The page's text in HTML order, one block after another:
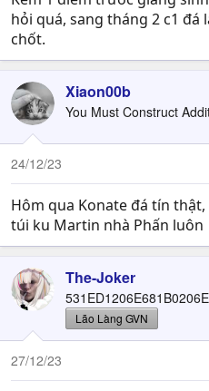
hỏi quá, sang tháng 2 c1 đá
chốt.
Xiaon00b
You Must Construct
24/12/23
Hôm qua Konate đá tín
túi ku Martin nhà Phấn luôn
The-Joker
Lão Làng GVN
27/12/23